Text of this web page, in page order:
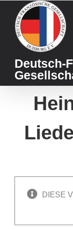
content
Deutsch-
DIESE